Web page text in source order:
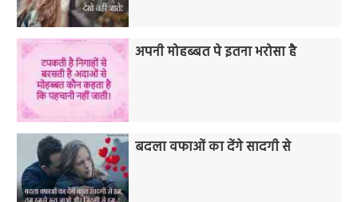
अपनी मोहब्बत पे इतना भरोसा है
बदला वफाओं का देंगे सादगी से